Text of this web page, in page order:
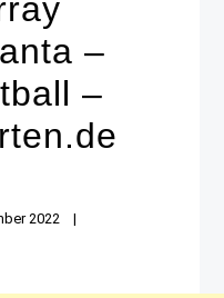
–
–
2022